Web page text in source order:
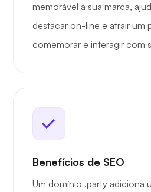
memorável à sua marca,
destacar on-line e atrair um
comemorar e interagir com
Benefícios de SEO
Um domínio .party adiciona